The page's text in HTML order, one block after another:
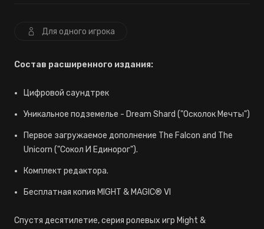
Для одного игрока
Состав расширенного издания:
Цифровой саундтрек
Уникальное подземелье - Dream Shard ("Осколок Мечты")
Первое загружаемое дополнение The Falcon and The
Unicorn ("Сокол И Единорог").
Комплект редактора.
Бесплатная копия MIGHT & MAGIC® VI
Спустя десятилетие, серия ролевых игр Might &